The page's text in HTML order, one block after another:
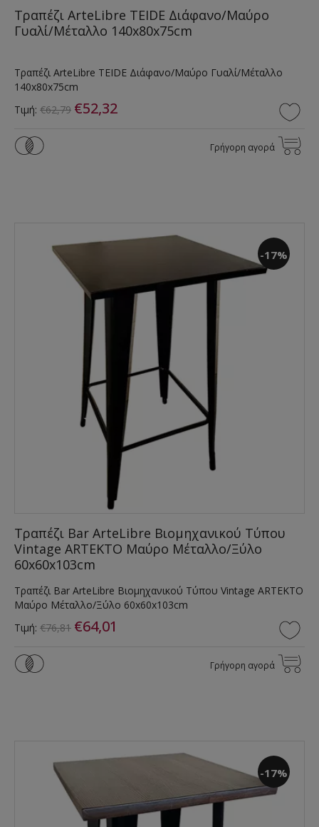
Τραπέζι ArteLibre TEIDE Διάφανο/Μαύρο
Γυαλί/Μέταλλο 140x80x75cm
Τραπέζι ArteLibre TEIDE Διάφανο/Μαύρο Γυαλί/Μέταλλο
140x80x75cm
Τιμή: €62,79 €52,32
Γρήγορη αγορά
-17%
Τραπέζι Bar ArteLibre Βιομηχανικού Τύπου
Vintage ARTEKTO Μαύρο Μέταλλο/Ξύλο
60x60x103cm
Τραπέζι Bar ArteLibre Βιομηχανικού Τύπου Vintage ARTEKTO
Μαύρο Μέταλλο/Ξύλο 60x60x103cm
Τιμή: €76,81 €64,01
Γρήγορη αγορά
-17%